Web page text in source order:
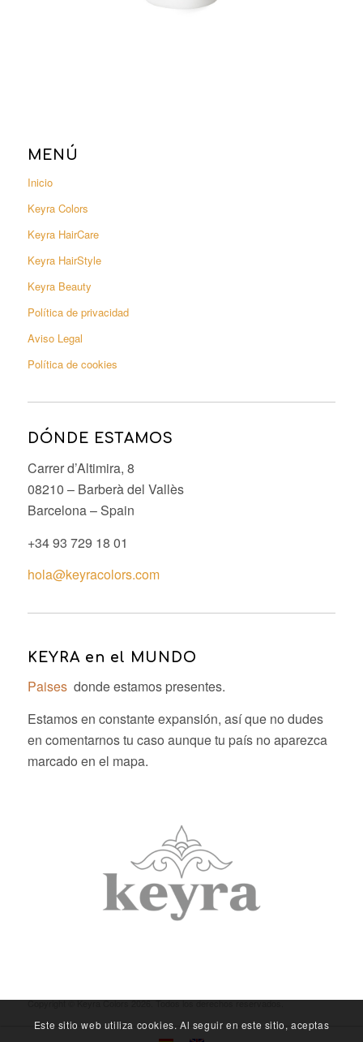
MENÚ
Inicio
Keyra Colors
Keyra HairCare
Keyra HairStyle
Keyra Beauty
Política de privacidad
Aviso Legal
Política de cookies
DÓNDE ESTAMOS
Carrer d’Altimira, 8
08210 – Barberà del Vallès
Barcelona – Spain
+34 93 729 18 01
hola@keyracolors.com
KEYRA en el MUNDO
Paises donde estamos presentes.
Estamos en constante expansión, así que no dudes
en comentarnos tu caso aunque tu país no aparezca
marcado en el mapa.
Copyright © Keyra Colors2026. Todos los derechos reservados.
Este sitio web utiliza cookies. Al seguir en este sitio, aceptas